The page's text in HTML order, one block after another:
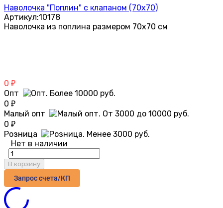
Наволочка "Поплин" с клапаном (70х70)
Артикул:10178
Наволочка из поплина размером 70х70 см
0 ₽
Опт
0 ₽
Малый опт
0 ₽
Розница
Нет в наличии
В корзину
Запрос счета/КП